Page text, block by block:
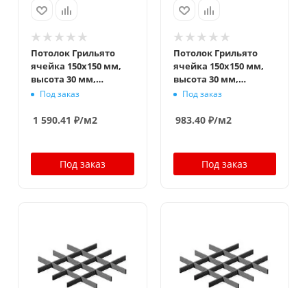
Потолок Грильято
ячейка 150x150 мм,
высота 30 мм,
ширина 5 мм,
Под заказ
1 590.41 ₽/м2
Под заказ
Потолок Грильято
ячейка 150x150 мм,
высота 30 мм,
ширина 10 мм,
Под заказ
983.40₽/м2
Под заказ